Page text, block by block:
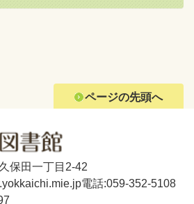
ページの先頭へ
保田一丁目2-42
電話:059-352-5108